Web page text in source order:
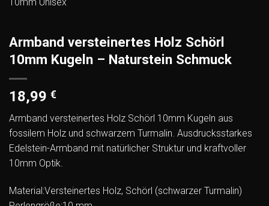
Armband versteinertes Holz Schörl
10mm Kugeln – Naturstein Schmuck
18,99 €
Armband versteinertes Holz Schörl 10mm Kugeln aus
fossilem Holz und schwarzem Turmalin. Ausdrucksstarkes
Edelstein-Armband mit natürlicher Struktur und kraftvoller
10mm Optik.
Material:Versteinertes Holz, Schörl (schwarzer Turmalin)